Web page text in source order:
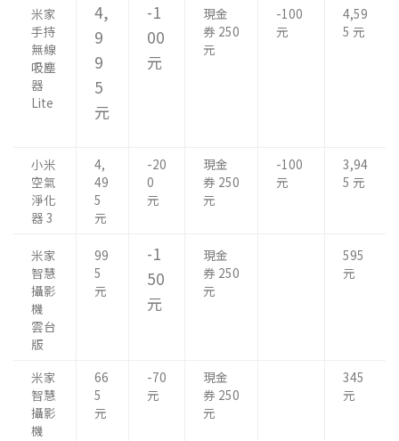
米家
手持
無線
吸塵
器
Lite
4,
9
9
5
元
-1
00
元
現金
券 250
元
-100
元
4,59
5 元
小米
空氣
淨化
器 3
4,
49
5
元
-20
0
元
現金
券 250
元
-100
元
3,94
5 元
米家
智慧
攝影
機
雲台
版
99
5
元
-1
50
元
現金
券 250
元
595
元
米家
智慧
攝影
機
66
5
元
-70
元
現金
券 250
元
345
元